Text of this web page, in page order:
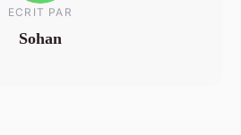
ECRIT PAR
Sohan